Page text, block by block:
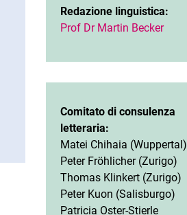
Redazione linguistica:
Prof Dr Martin Becker
Comitato di consulenza
letteraria:
Matei Chihaia (Wuppertal)
Peter Fröhlicher (Zurigo)
Thomas Klinkert (Zurigo)
Peter Kuon (Salisburgo)
Patricia Oster-Stierle